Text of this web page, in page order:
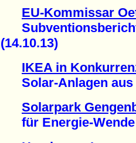
EU-Kommissar
Subventionsbericht
(14.10.13)
IKEA in
Solar-Anlagen aus
Solarpark
für Energie-Wende